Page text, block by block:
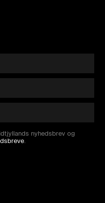
nyhedsbrev og